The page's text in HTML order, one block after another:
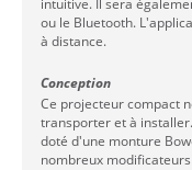
ou le Bluetooth.
à distance.
Conception
Ce projecteur compact
transporter et à
doté d'une monture
nombreux